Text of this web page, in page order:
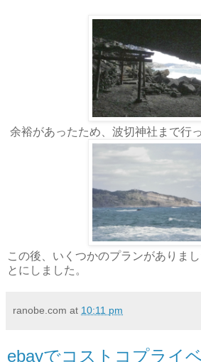
余裕があったため、波切神社まで行
この後、いくつかのプランがありま
とにしました。
ranobe.com at 10:11 pm
ebayでコストコプライ